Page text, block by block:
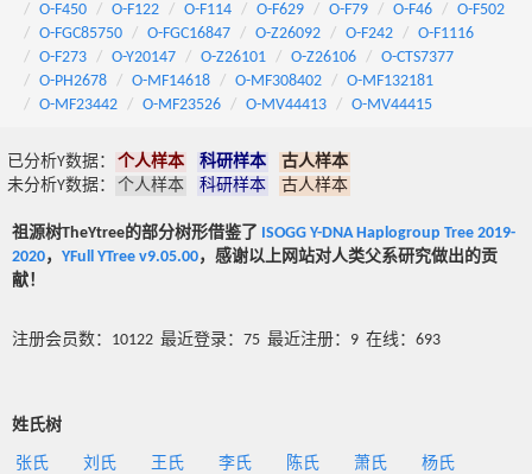
O-F450
O-F122 O-F114 O-F629 O-F79 O-F46
O-F502
O-FGC85750
O-FGC16847 O-Z26092 O-F242
O-F1116
O-F273
O-Y20147 O-Z26101 O-Z26106
O-CTS7377
O-PH2678
O-MF14618 O-MF308402
O-MF132181
O-MF23442
O-MF23526 O-MV44413 O-MV44415
已分析Y数据： 个人样本 科研样本
古人样本
未分析Y数据：
个人样本 科研样本 古人样本
祖源树TheYtree的部分树形借鉴了 ISOGG Y-DNA Haplogroup Tree 2019-
2020， YFull YTree v9.05.00，感谢以上网站对人类父系研究做出的贡
献！
注册会员数：10122 最近登录：75 最近注册：9 在线：693
姓氏树
张氏 刘氏 王氏 李氏 陈氏 萧氏 杨氏